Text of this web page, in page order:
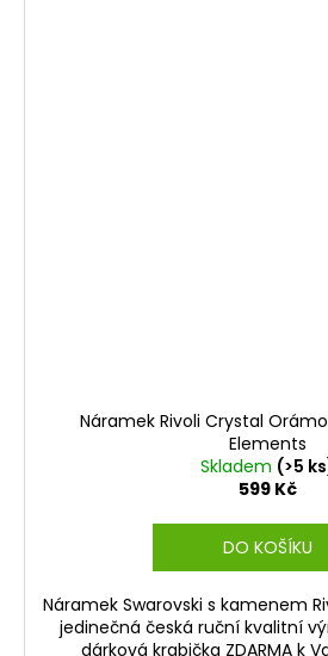
Náramek Rivoli Crystal
Elements
Skladem (>5
599 Kč
DO KOŠÍKU
Náramek Swarovski s kamenem
jedinečná česká ruční kvalitní
dárková krabička ZDARMA k